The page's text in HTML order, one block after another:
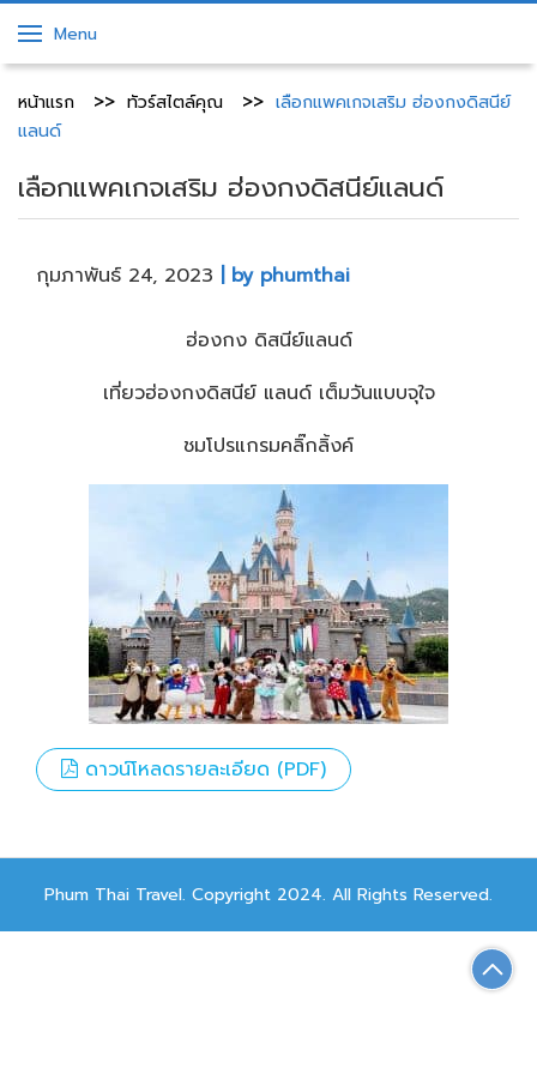
Menu
หน้าแรก ทัวร์สไตล์คุณ
เลือกแพคเกจเสริม ฮ่องกงดิสนีย์
แลนด์
เลือกแพคเกจเสริม ฮ่องกงดิสนีย์แลนด์
กุมภาพันธ์ 24, 2023 | by phumthai
ฮ่องกง ดิสนีย์แลนด์
เที่ยวฮ่องกงดิสนีย์ แลนด์ เต็มวันแบบจุใจ
ชมโปรแกรมคลิ๊กลิ้งค์
ดาวน์โหลดรายละเอียด (PDF)
Phum Thai Travel. Copyright 2024. All Rights Reserved.